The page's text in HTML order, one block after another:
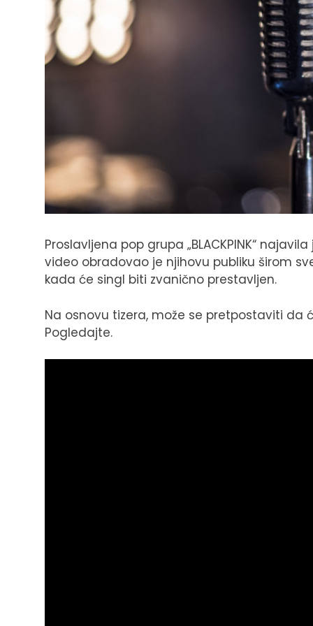
Proslavljena pop grupa „BLACKPINK“
video obradovao je njihovu publiku širom
kada će singl biti zvanično prestavljen.
Na osnovu tizera, može se pretpostaviti da
Pogledajte.